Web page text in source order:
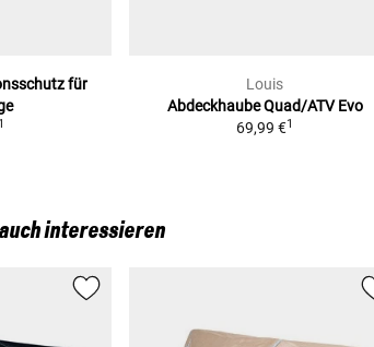
für
1
Louis
Abdeckhaube Quad/ATV Evo
69,99 €1
interessieren